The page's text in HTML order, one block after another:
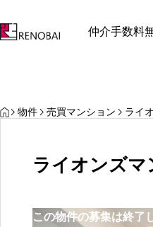
仲介手数料
中野
る理
HOME
物件 売買マンション ライ
ライオンズマ
この物件の募集は終了